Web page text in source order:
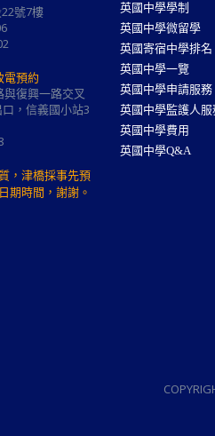
號7樓
電預約
復興一路交叉
，信義國小站3
，津橋採事先預
期時間，謝謝。
英國中學學制
英國中學微留學
英國寄宿中學排名
英國中學一覽
英國中學申請服務
英國中學監護人服
英國中學費用
英國中學Q&A